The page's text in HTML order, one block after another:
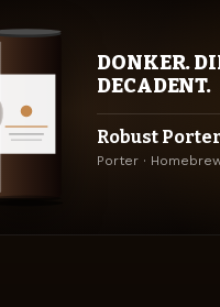
DONKER.
DECADENT.
Robust Porter
Porter ·